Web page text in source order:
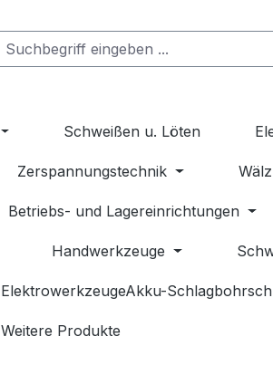
Schweißen u. Löten
Zerspannungstechnik
Betriebs- und Lagereinrichtungen
Handwerkzeuge
ElektrowerkzeugeAkku-
Weitere Produkte